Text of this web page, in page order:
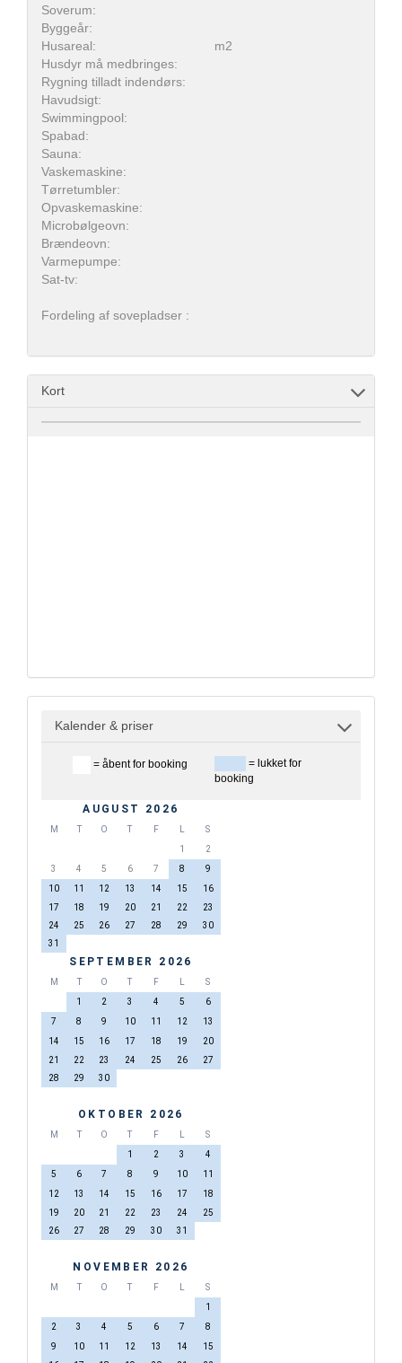
Soverum:
Byggeår:
Husareal:
m2
Husdyr må medbringes:
Rygning tilladt indendørs:
Havudsigt:
Swimmingpool:
Spabad:
Sauna:
Vaskemaskine:
Tørretumbler:
Opvaskemaskine:
Microbølgeovn:
Brændeovn:
Varmepumpe:
Sat-tv:
Fordeling af sovepladser :
Kort
Kalender & priser
= åbent for booking
= lukket for
booking
AUGUST 2026
M T O T F L
S
1
2
3
4 5 6 7 8
9
10
11 12 13 14 15
16
17
18 19 20 21 22
23
24
25 26 27 28 29
30
31
SEPTEMBER 2026
M T O T F L
S
1
2 3 4 5
6
7
8 9 10 11 12
13
14
15 16 17 18 19
20
21
22 23 24 25 26
27
28
29 30
OKTOBER 2026
M T O T F L
S
1
2 3
4
5
6 7 8 9 10
11
12
13 14 15 16 17
18
19
20 21 22 23 24
25
26
27 28 29 30 31
NOVEMBER 2026
M T O T F L
S
1
2
3 4 5 6 7
8
9
10 11 12 13 14
15